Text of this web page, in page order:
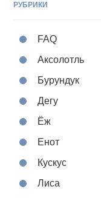
РУБРИКИ
FAQ
Аксолотль
Бурундук
Дегу
Ёж
Енот
Кускус
Лиса